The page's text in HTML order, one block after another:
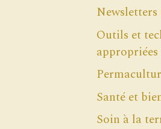
Newsletters
Outils et
appropriées
Santé et
Soin à la